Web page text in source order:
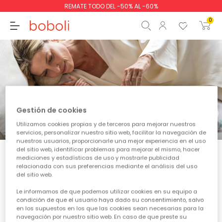
REMATE TODO DEL -50% AL -60%
0
0,00 €
Total 0,00 €
Continua Comenzar pedido
Aún no hay productos disponibles
medida que se vayan añadiendo.
Gestión de cookies
Utilizamos cookies propias y de terceros para mejorar nuestros
servicios, personalizar nuestro sitio web, facilitar la navegación de
nuestros usuarios, proporcionarle una mejor experiencia en el uso
del sitio web, identificar problemas para mejorar el mismo, hacer
mediciones y estadísticas de uso y mostrarle publicidad
relacionada con sus preferencias mediante el análisis del uso
del sitio web.
Le informamos de que podemos utilizar cookies en su equipo a
condición de que el usuario haya dado su consentimiento, salvo
en los supuestos en los que las cookies sean necesarias para la
navegación por nuestro sitio web. En caso de que preste su